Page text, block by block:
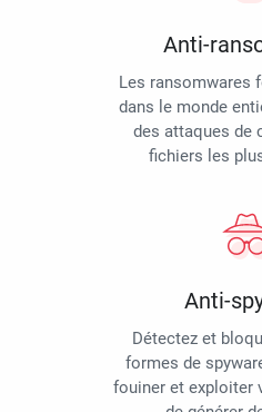
Anti-
Les ransomwares
dans le monde
des attaques de
fichiers les
Anti-
Détectez et
formes de
fouiner et exploiter